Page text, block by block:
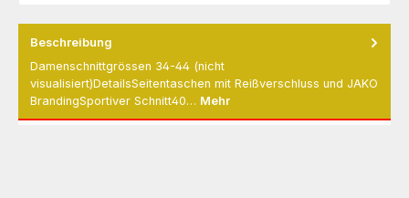
Beschreibung
Damenschnittgrössen 34-44 (nicht
visualisiert)DetailsSeitentaschen mit Reißverschluss und JAKO
BrandingSportiver Schnitt40… Mehr